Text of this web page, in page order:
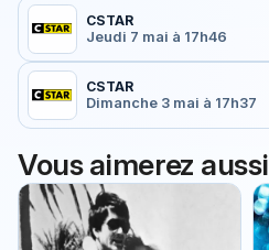
CSTAR
Jeudi 7 mai à 17h46
CSTAR
Dimanche 3 mai à 17h37
Vous aimerez aussi